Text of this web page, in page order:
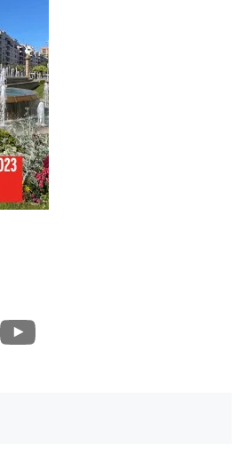
YouTube